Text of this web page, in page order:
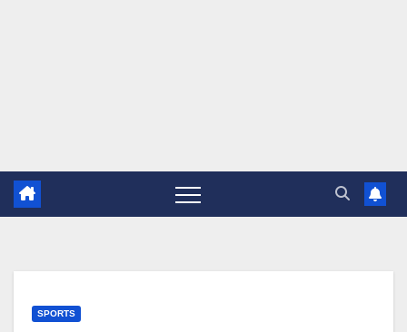
SPORTS